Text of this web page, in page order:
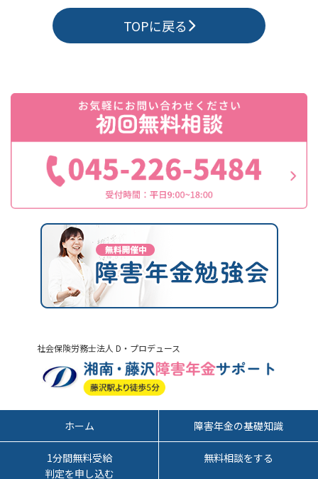
TOPに戻る
社会保険労務士法人 D・プロデュース
ホーム 障害年金の基礎知識
1分間無料受給
判定を申し込む
無料相談をする